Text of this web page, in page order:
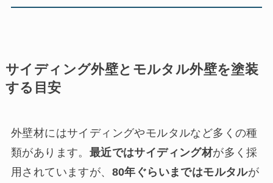
サイディング外壁とモルタル外壁を塗装
する目安
外壁材にはサイディングやモルタルなど多くの種
類があります。 最近ではサイディング材が多く採
用されていますが、 80年ぐらいまではモルタルが